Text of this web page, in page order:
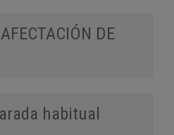
DE
habitual